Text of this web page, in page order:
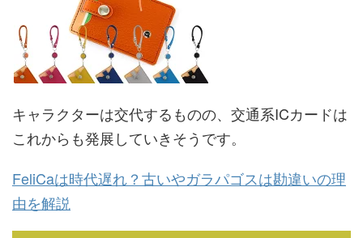
キャラクターは交代するものの、交通系ICカードは
これからも発展していきそうです。
FeliCaは時代遅れ？古いやガラパゴスは勘違いの理
由を解説